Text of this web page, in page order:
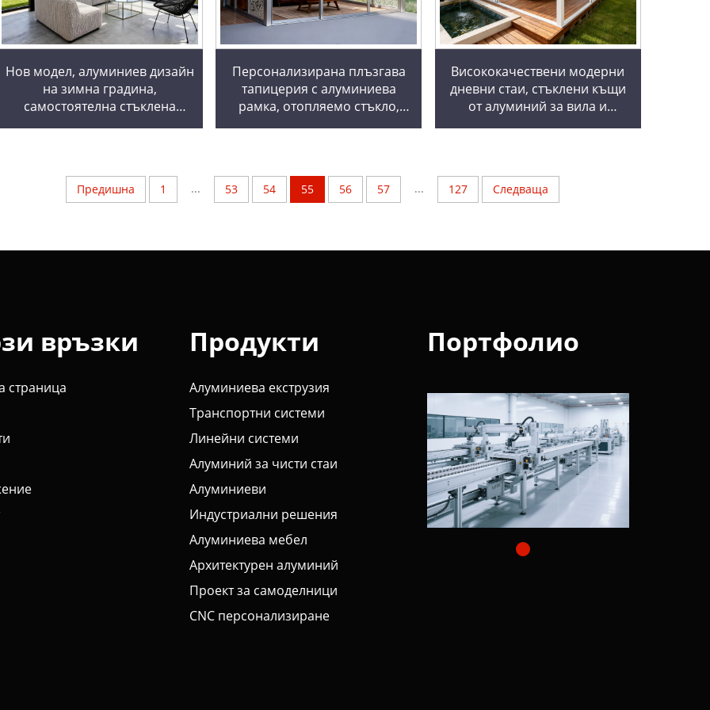
Нов модел, алуминиев дизайн
на зимна градина,
самостоятелна стъклена
къщи
Персонализирана плъзгава
тапицерия с алуминиева
рамка, отопляемо стъкло,
Висококачествени модерни
дневни стаи, стъклени къщи
от алуминий за вила и
Предишна 1 ... 53 54 55 56 57 ... 127 Следваща
връзки
страница
Продукти
Алуминиева екструзия
Транспортни системи
Линейни системи
Алуминий за чисти стаи
Алуминиеви
Индустриални решения
Алуминиева мебел
Архитектурен алуминий
Проект за самоделници
CNC персонализиране
Портфолио